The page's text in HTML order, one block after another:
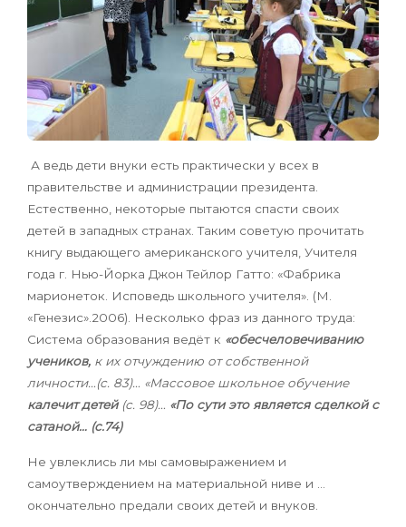
А ведь дети внуки есть практически у всех в
правительстве и администрации президента.
Естественно, некоторые пытаются спасти своих
детей в западных странах. Таким советую прочитать
книгу выдающего американского учителя, Учителя
года г. Нью-Йорка Джон Тейлор Гатто: «Фабрика
марионеток. Исповедь школьного учителя». (М.
«Генезис».2006). Несколько фраз из данного труда:
Система образования ведёт к «обесчеловечиванию
учеников, к их отчуждению от собственной
личности…(с. 83)… «Массовое школьное обучение
калечит детей(с. 98)… «По сути это является сделкой с
сатаной… (с.74)
Не увлеклись ли мы самовыражением и
самоутверждением на материальной ниве и …
окончательно предали своих детей и внуков.